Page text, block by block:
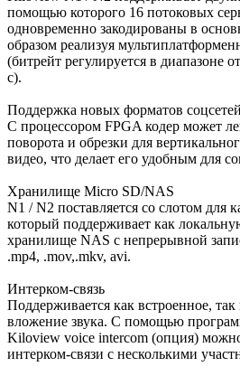
помощью которого 16 потоковых
одновременно закодированы в
образом реализуя
(битрейт регулируется в диапазоне
с).
Поддержка новых форматов соцсетей
С процессором FPGA кодер может
поворота и обрезки для
видео, что делает его удобным для
Хранилище Micro SD/NAS
N1 / N2 поставляется со слотом для
который поддерживает как
хранилище NAS с непрерывной
.mp4, .mov,.mkv, avi.
Интерком-связь
Поддерживается как встроенное,
вложение звука. С помощью
Kiloview voice intercom (опция)
интерком-связи с несколькими